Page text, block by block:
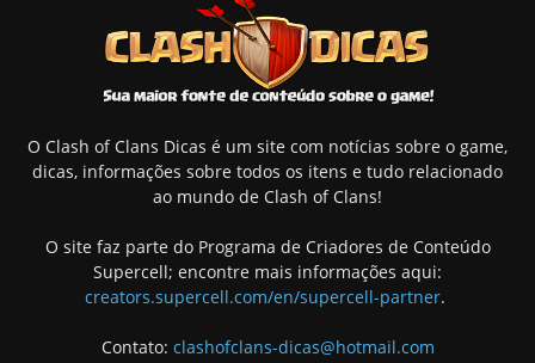
O Clash of Clans Dicas é um site com notícias sobre o game,
dicas, informações sobre todos os itens e tudo relacionado
ao mundo de Clash of Clans!
O site faz parte do Programa de Criadores de Conteúdo
Supercell; encontre mais informações aqui:
creators.supercell.com/en/supercell-partner.
Contato: clashofclans-dicas@hotmail.com